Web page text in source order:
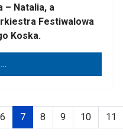
– Natalia, a
Festiwalowa
Koska.
6 7 8 9 10 11